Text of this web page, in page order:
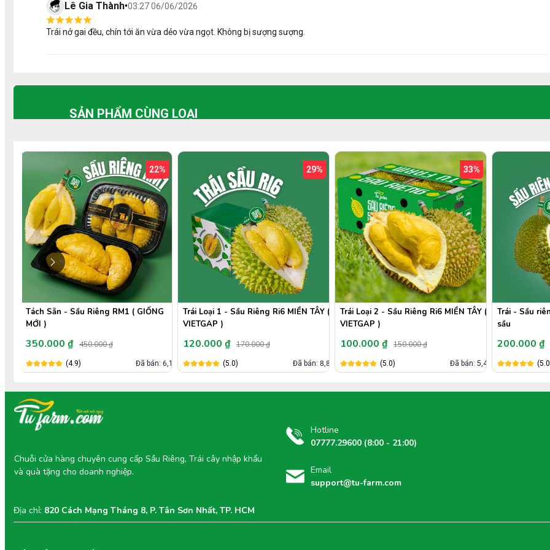
Lê Gia Thành•03:27 06/06/2026
Trái nở gai đều, chín tới ăn vừa dẻo vừa ngọt. Không bị sượng sượng.
SẢN PHẨM CÙNG LOẠI
29%
Trái Loại 1 - Sầu Riêng Ri6 MIỀN TÂY (
VIETGAP )
120.000 ₫ 170.000 ₫
(5.0) Đã bán: 8,8k
33%
Trái Loại 2 - Sầu Riêng Ri6 MIỀN TÂY (
VIETGAP )
100.000 ₫ 150.000 ₫
(5.0) Đã bán: 5,4k
33%
Trái - Sầu riêng Musang King - Khui
sầu
200.000 ₫ 300.000 ₫
(5.0) Đã bán: 802
Trái Khui sầu
ĐÔNG (
120.000 ₫
Hotline
07777.29600 (8:00 - 21:00)
Email
support@tu-farm.com
Chuỗi cửa hàng chuyên cung cấp Sầu Riêng, Trái cây nhập khẩu
và quà tặng cho doanh nghiệp.
Địa chỉ: 820 Cách Mạng Tháng 8, P. Tân Sơn Nhất, TP. HCM